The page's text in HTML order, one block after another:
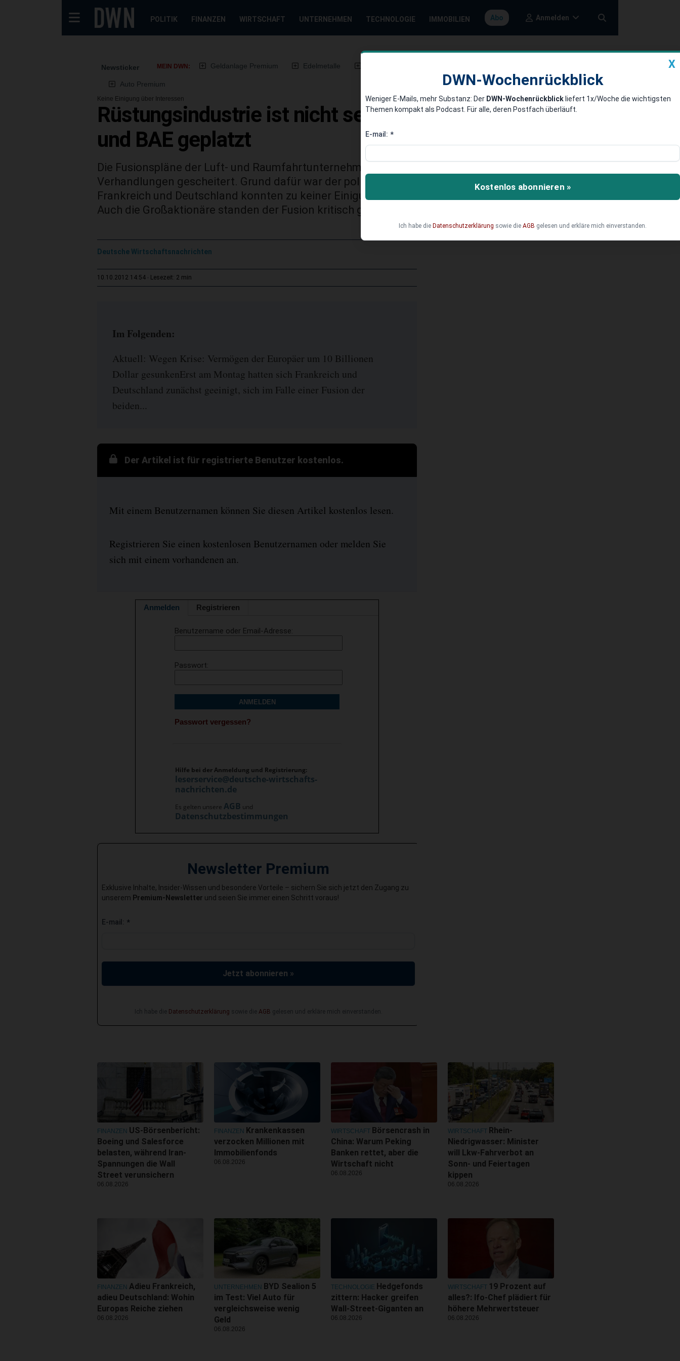
POLITIK FINANZEN WIRTSCHAFT UNTERNEHMEN TECHNOLOGIE IMMOBILIEN Abo Anmelden
Newsticker MEIN DWN: Geldanlage Premium Edelmetalle
Auto Premium
Keine Einigung über Interessen
Rüstungsindustrie ist nicht sexy: Fusion von EADS
und BAE geplatzt
Die Fusionspläne der Luft- und Raumfahrtunternehmen BAE und EADS sind nach heutigen
Verhandlungen gescheitert. Grund dafür war der politische Widerstand: Großrbitannien,
Frankreich und Deutschland konnten zu keiner Einigung über ihren zukünftigen Einfluss finden.
Auch die Großaktionäre standen der Fusion kritisch gegenüber.
Deutsche Wirtschaftsnachrichten
10.10.2012 14:54 Lesezeit: 2 min
Im Folgenden:
Aktuell: Wegen Krise: Vermögen der Europäer um 10 Billionen
Dollar gesunkenErst am Montag hatten sich Frankreich und
Deutschland zunächst geeinigt, sich im Falle einer Fusion der
beiden...
Der Artikel ist für registrierte Benutzer kostenlos.
Mit einem Benutzernamen können Sie diesen Artikel kostenlos lesen.
Registrieren Sie einen kostenlosen Benutzernamen oder melden Sie
sich mit einem vorhandenen an.
Anmelden Registrieren
Benutzername oder Email-Adresse
Passwort
ANMELDEN
Passwort vergessen?
Hilfe bei der Anmeldung und Registrierung:
leserservice@deutsche-wirtschafts-
nachrichten.de
Es gelten unsere AGB und
Datenschutzbestimmungen
Newsletter Premium
Exklusive Inhalte, Insider-Wissen und besondere Vorteile – sichern Sie sich jetzt den Zugang zu
unserem Premium-Newsletter und seien Sie immer einen Schritt voraus!
E-mail: *
Jetzt abonnieren »
Ich habe die Datenschutzerklärung sowie die AGB gelesen und erkläre mich einverstanden.
X
DWN-Wochenrückblick
Weniger E-Mails, mehr Substanz: Der DWN-Wochenrückblick liefert 1x/Woche die wichtigsten
Themen kompakt als Podcast. Für alle, deren Postfach überläuft.
E-mail: *
Kostenlos abonnieren »
Ich habe die Datenschutzerklärung sowie die AGB gelesen und erkläre mich einverstanden.
FINANZEN US-Börsenbericht:
Boeing und Salesforce
belasten, während Iran-
Spannungen die Wall
Street verunsichern
06.08.2026
FINANZEN Krankenkassen
verzocken Millionen mit
Immobilienfonds
06.08.2026
WIRTSCHAFT Börsencrash in
China: Warum Peking
Banken rettet, aber die
Wirtschaft nicht
06.08.2026
WIRTSCHAFT Rhein-
Niedrigwasser: Minister
will Lkw-Fahrverbot an
Sonn- und Feiertagen
kippen
06.08.2026
FINANZEN Adieu Frankreich,
adieu Deutschland: Wohin
Europas Reiche ziehen
06.08.2026
UNTERNEHMEN BYD Sealion 5
im Test: Viel Auto für
vergleichsweise wenig
Geld
06.08.2026
TECHNOLOGIE Hedgefonds
zittern: Hacker greifen
Wall-Street-Giganten an
06.08.2026
WIRTSCHAFT 19 Prozent auf
alles?: Ifo-Chef plädiert für
höhere Mehrwertsteuer
06.08.2026